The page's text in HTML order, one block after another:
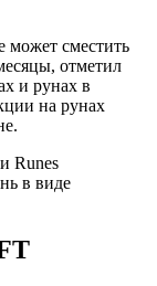
может сместить
отметил
и рунах в
на рунах
Runes
в виде